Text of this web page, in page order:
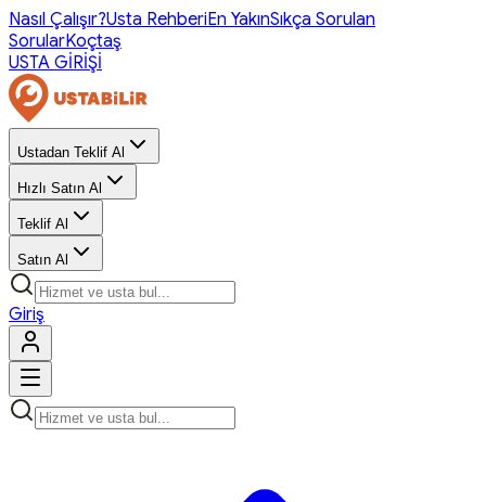
Nasıl Çalışır?Usta RehberiEn YakınSıkça Sorulan
SorularKoçtaş
USTA GİRİŞİ
Ustadan Teklif Al
Hızlı Satın Al
Teklif Al
Satın Al
Giriş